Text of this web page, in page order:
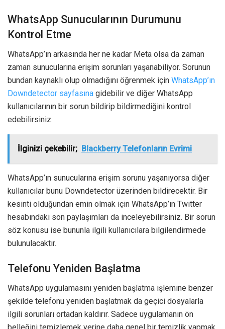
WhatsApp Sunucularının Durumunu
Kontrol Etme
WhatsApp’ın arkasında her ne kadar Meta olsa da zaman
zaman sunucularına erişim sorunları yaşanabiliyor. Sorunun
bundan kaynaklı olup olmadığını öğrenmek için WhatsApp’ın
Downdetector sayfasına gidebilir ve diğer WhatsApp
kullanıcılarının bir sorun bildirip bildirmediğini kontrol
edebilirsiniz.
İlginizi çekebilir; Blackberry Telefonların Evrimi
WhatsApp’ın sunucularına erişim sorunu yaşanıyorsa diğer
kullanıcılar bunu Downdetector üzerinden bildirecektir. Bir
kesinti olduğundan emin olmak için WhatsApp’ın Twitter
hesabındaki son paylaşımları da inceleyebilirsiniz. Bir sorun
söz konusu ise bununla ilgili kullanıcılara bilgilendirmede
bulunulacaktır.
Telefonu Yeniden Başlatma
WhatsApp uygulamasını yeniden başlatma işlemine benzer
şekilde telefonu yeniden başlatmak da geçici dosyalarla
ilgili sorunları ortadan kaldırır. Sadece uygulamanın ön
belleğini temizlemek yerine daha genel bir temizlik yapmak